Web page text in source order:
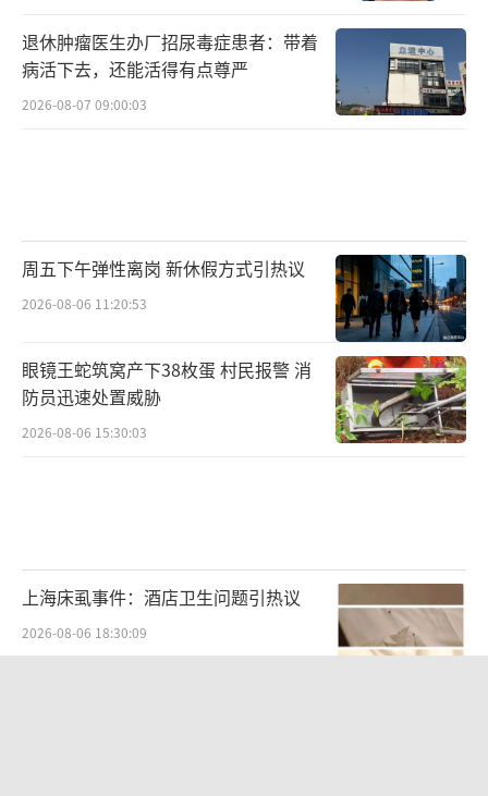
退休肿瘤医生办厂招尿毒症患者：带着
病活下去，还能活得有点尊严
2026-08-07 09:00:03
周五下午弹性离岗 新休假方式引热议
2026-08-06 11:20:53
眼镜王蛇筑窝产下38枚蛋 村民报警 消
防员迅速处置威胁
2026-08-06 15:30:03
上海床虱事件：酒店卫生问题引热议
2026-08-06 18:30:09